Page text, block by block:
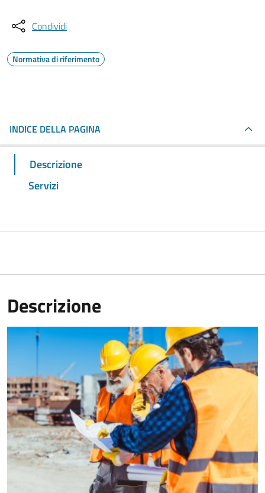
Condividi
Normativa di riferimento
INDICE DELLA PAGINA
Descrizione
Servizi
Descrizione